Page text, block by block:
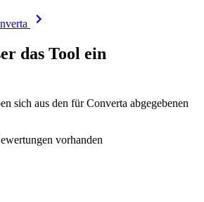
das Tool ein
sich aus den für Converta abgegebenen
vorhanden